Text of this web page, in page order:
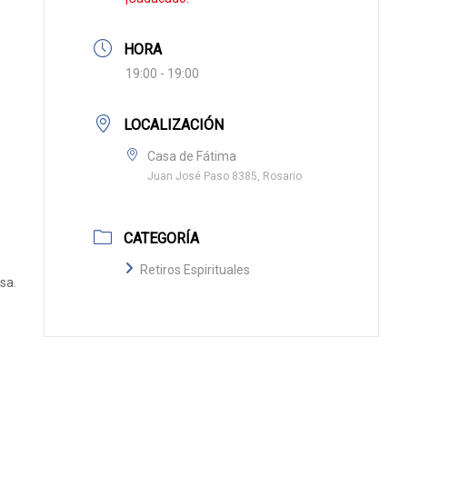
HORA
19:00 - 19:00
LOCALIZACIÓN
Casa de Fátima
Juan José Paso 8385, Rosario
CATEGORÍA
Retiros Espirituales